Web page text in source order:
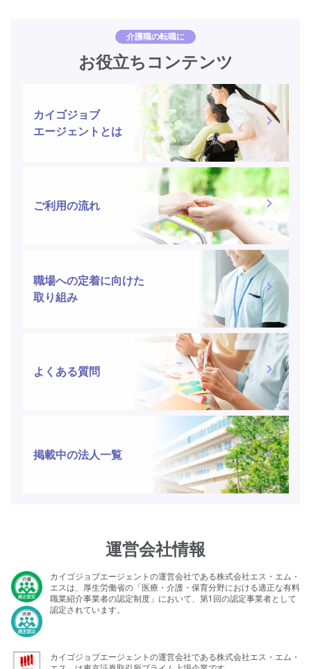
介護職の転職に
お役立ちコンテンツ
カイゴジョブ
エージェントとは
ご利用の流れ
職場への定着に向けた
取り組み
よくある質問
掲載中の法人一覧
運営会社情報
カイゴジョブエージェントの運営会社である株式会社エス・エム・
エスは、厚生労働省の「医療・介護・保育分野における適正な有料
職業紹介事業者の認定制度」において、第1回の認定事業者として
認定されています。
カイゴジョブエージェントの運営会社である株式会社エス・エム・